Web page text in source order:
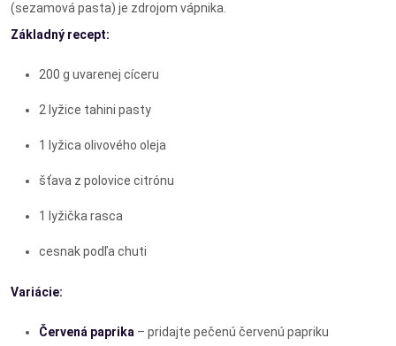
(sezamová pasta) je zdrojom vápnika.
Základný recept:
200 g uvarenej cíceru
2 lyžice tahini pasty
1 lyžica olivového oleja
šťava z polovice citrónu
1 lyžička rasca
cesnak podľa chuti
Variácie:
Červená paprika – pridajte pečenú červenú papriku